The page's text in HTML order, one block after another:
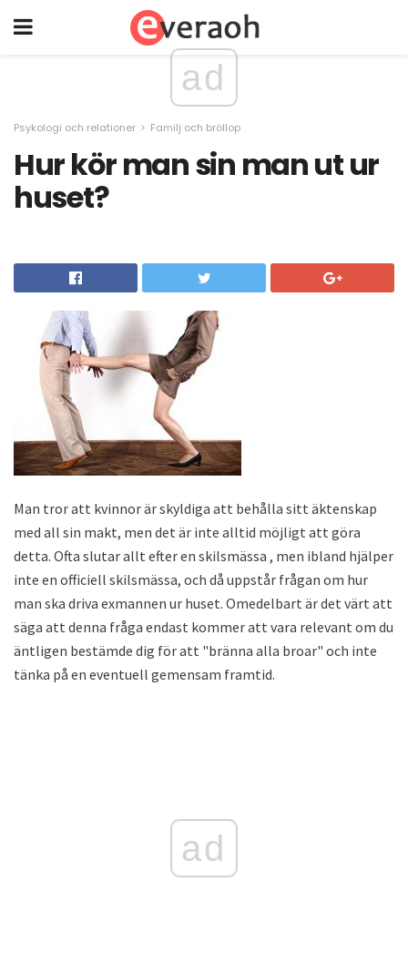
ad
Psykologi och relationer Familj och bröllop
Hur kör man sin man ut ur
huset?
Man tror att kvinnor är skyldiga att behålla sitt äktenskap
med all sin makt, men det är inte alltid möjligt att göra
detta. Ofta slutar allt efter en skilsmässa , men ibland hjälper
inte en officiell skilsmässa, och då uppstår frågan om hur
man ska driva exmannen ur huset. Omedelbart är det värt att
säga att denna fråga endast kommer att vara relevant om du
äntligen bestämde dig för att "bränna alla broar" och inte
tänka på en eventuell gemensam framtid.
ad